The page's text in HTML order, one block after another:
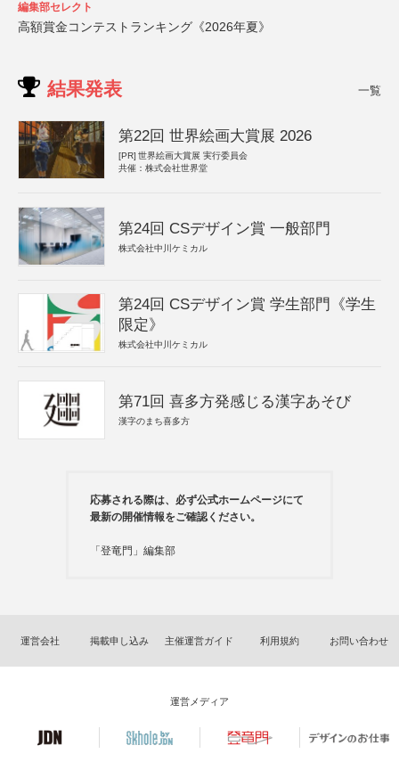
編集部セレクト
高額賞金コンテストランキング《2026年夏》
結果発表 一覧
第22回 世界絵画大賞展 2026
[PR] 世界絵画大賞展 実行委員会
共催：株式会社世界堂
第24回 CSデザイン賞 一般部門
株式会社中川ケミカル
第24回 CSデザイン賞 学生部門《学生
限定》
株式会社中川ケミカル
第71回 喜多方発感じる漢字あそび
漢字のまち喜多方
応募される際は、必ず公式ホームページにて
最新の開催情報をご確認ください。
「登竜門」編集部
運営会社 掲載申し込み 主催運営ガイド 利用規約 お問い合わせ
運営メディア